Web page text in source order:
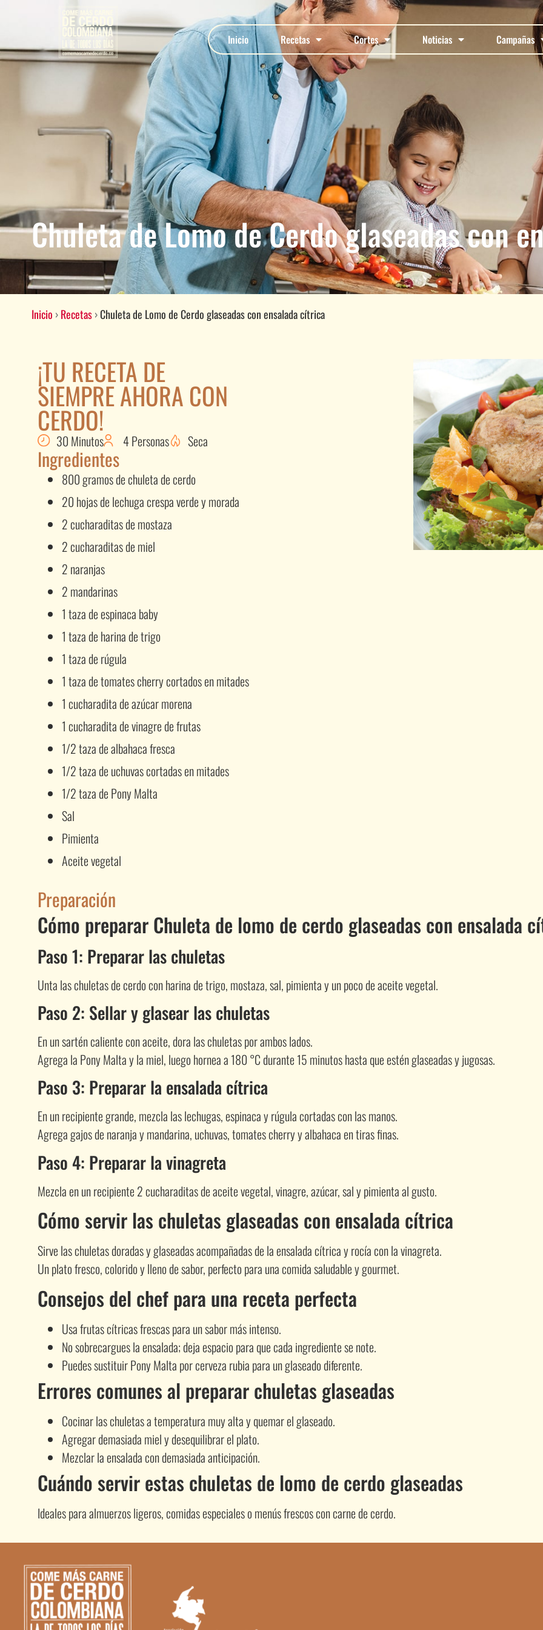
Inicio Recetas Cortes Noticias Campañas
Chuleta de Lomo de Cerdo glaseadas con
Inicio ›Recetas›Chuleta de Lomo de Cerdo glaseadas con ensalada cítrica
¡TU RECETA DE
SIEMPRE AHORA CON
CERDO!
30 Minutos 4 Personas Seca
Ingredientes
800 gramos de chuleta de cerdo
20 hojas de lechuga crespa verde y morada
2 cucharaditas de mostaza
2 cucharaditas de miel
2 naranjas
2 mandarinas
1 taza de espinaca baby
1 taza de harina de trigo
1 taza de rúgula
1 taza de tomates cherry cortados en mitades
1 cucharadita de azúcar morena
1 cucharadita de vinagre de frutas
1/2 taza de albahaca fresca
1/2 taza de uchuvas cortadas en mitades
1/2 taza de Pony Malta
Sal
Pimienta
Aceite vegetal
Preparación
Cómo preparar Chuleta de lomo de cerdo glaseadas con ensalada
Paso 1: Preparar las chuletas
Unta las chuletas de cerdo con harina de trigo, mostaza, sal, pimienta y un poco de aceite vegetal.
Paso 2: Sellar y glasear las chuletas
En un sartén caliente con aceite, dora las chuletas por ambos lados.
Agrega la Pony Malta y la miel, luego hornea a 180 °C durante 15 minutos hasta que estén glaseadas y jugosas.
Paso 3: Preparar la ensalada cítrica
En un recipiente grande, mezcla las lechugas, espinaca y rúgula cortadas con las manos.
Agrega gajos de naranja y mandarina, uchuvas, tomates cherry y albahaca en tiras finas.
Paso 4: Preparar la vinagreta
Mezcla en un recipiente 2 cucharaditas de aceite vegetal, vinagre, azúcar, sal y pimienta al gusto.
Cómo servir las chuletas glaseadas con ensalada cítrica
Sirve las chuletas doradas y glaseadas acompañadas de la ensalada cítrica y rocía con la vinagreta.
Un plato fresco, colorido y lleno de sabor, perfecto para una comida saludable y gourmet.
Consejos del chef para una receta perfecta
Usa frutas cítricas frescas para un sabor más intenso.
No sobrecargues la ensalada; deja espacio para que cada ingrediente se note.
Puedes sustituir Pony Malta por cerveza rubia para un glaseado diferente.
Errores comunes al preparar chuletas glaseadas
Cocinar las chuletas a temperatura muy alta y quemar el glaseado.
Agregar demasiada miel y desequilibrar el plato.
Mezclar la ensalada con demasiada anticipación.
Cuándo servir estas chuletas de lomo de cerdo glaseadas
Ideales para almuerzos ligeros, comidas especiales o menús frescos con carne de cerdo.